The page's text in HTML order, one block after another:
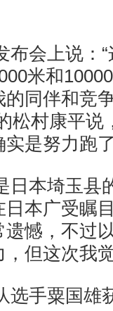
布会上说：
米和
同伴和竞
松村康平说
是努力跑
日本埼玉县
本广受瞩
憾，不过
但这次我
选手粟国雄